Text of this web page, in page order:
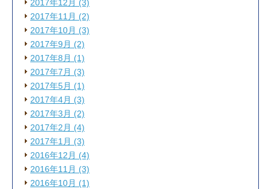
2017年12月 (3)
2017年11月 (2)
2017年10月 (3)
2017年9月 (2)
2017年8月 (1)
2017年7月 (3)
2017年5月 (1)
2017年4月 (3)
2017年3月 (2)
2017年2月 (4)
2017年1月 (3)
2016年12月 (4)
2016年11月 (3)
2016年10月 (1)